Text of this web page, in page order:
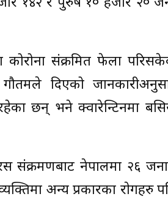
कोरोना संक्रमित फेला
गौतमले दिएको
छन् भने क्वारेन्टिनमा
संक्रमणबाट नेपालमा २६
अन्य प्रकारका राेगहरु